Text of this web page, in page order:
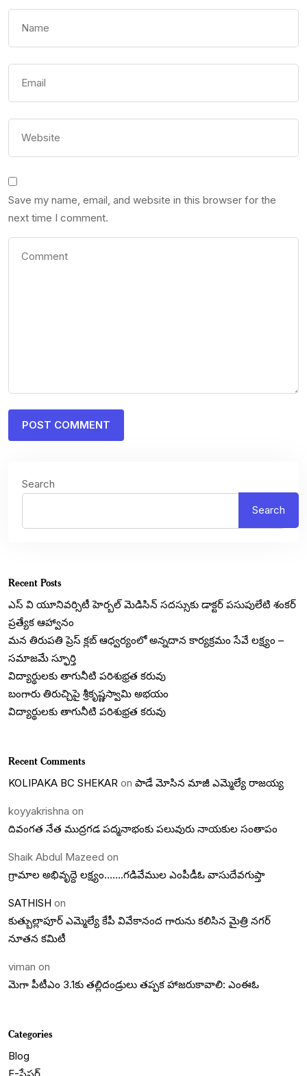
Save my name, email, and website in this browser for the
next time I comment.
Search
Search
Recent Posts
ఎస్ వి యూనివర్సిటీ హెర్బల్ మెడిసిన్ సదస్సుకు డాక్టర్ పసుపులేటి శంకర్
ప్రత్యేక ఆహ్వానం
మన తిరుపతి ప్రెస్ క్లబ్ ఆధ్వర్యంలో అన్నదాన కార్యక్రమం సేవే లక్ష్యం –
సమాజమే స్ఫూర్తి
విద్యార్థులకు తాగునీటి పరిశుభ్రత కరువు
బంగారు తిరుచ్చిపై శ్రీకృష్ణస్వామి అభయం
విద్యార్థులకు తాగునీటి పరిశుభ్రత కరువు
Recent Comments
KOLIPAKA BC SHEKAR on పాడే మోసిన మాజీ ఎమ్మెల్యే రాజయ్య
koyyakrishna on
దివంగత నేత ముద్రగడ పద్మనాభంకు పలువురు నాయకుల సంతాపం
Shaik Abdul Mazeed on
గ్రామాల అభివృద్దె లక్ష్యం…….గడివేముల ఎంపీడీఓ వాసుదేవగుప్తా
SATHISH on
కుత్బుల్లాపూర్ ఎమ్మెల్యే కేపీ వివేకానంద గారును కలిసిన మైత్రి నగర్
నూతన కమిటీ
viman on
మెగా పీటీఎం 3.1కు తల్లిదండ్రులు తప్పక హాజరుకావాలి: ఎంఈఓ
Categories
Blog